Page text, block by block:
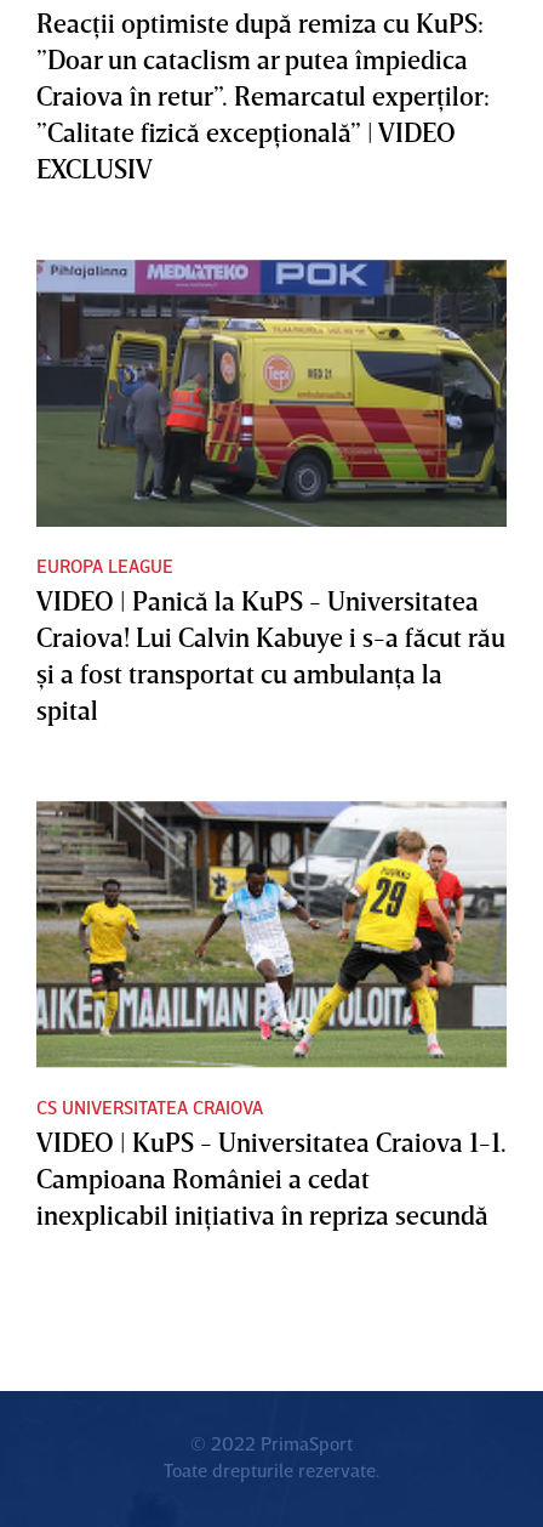
Reacţii optimiste după remiza cu KuPS:
”Doar un cataclism ar putea împiedica
Craiova în retur”. Remarcatul experţilor:
”Calitate fizică excepţională” | VIDEO
EXCLUSIV
EUROPA LEAGUE
VIDEO | Panică la KuPS - Universitatea
Craiova! Lui Calvin Kabuye i s-a făcut rău
şi a fost transportat cu ambulanţa la
spital
CS UNIVERSITATEA CRAIOVA
VIDEO | KuPS - Universitatea Craiova 1-1.
Campioana României a cedat
inexplicabil iniţiativa în repriza secundă
© 2022 PrimaSport
Toate drepturile rezervate.